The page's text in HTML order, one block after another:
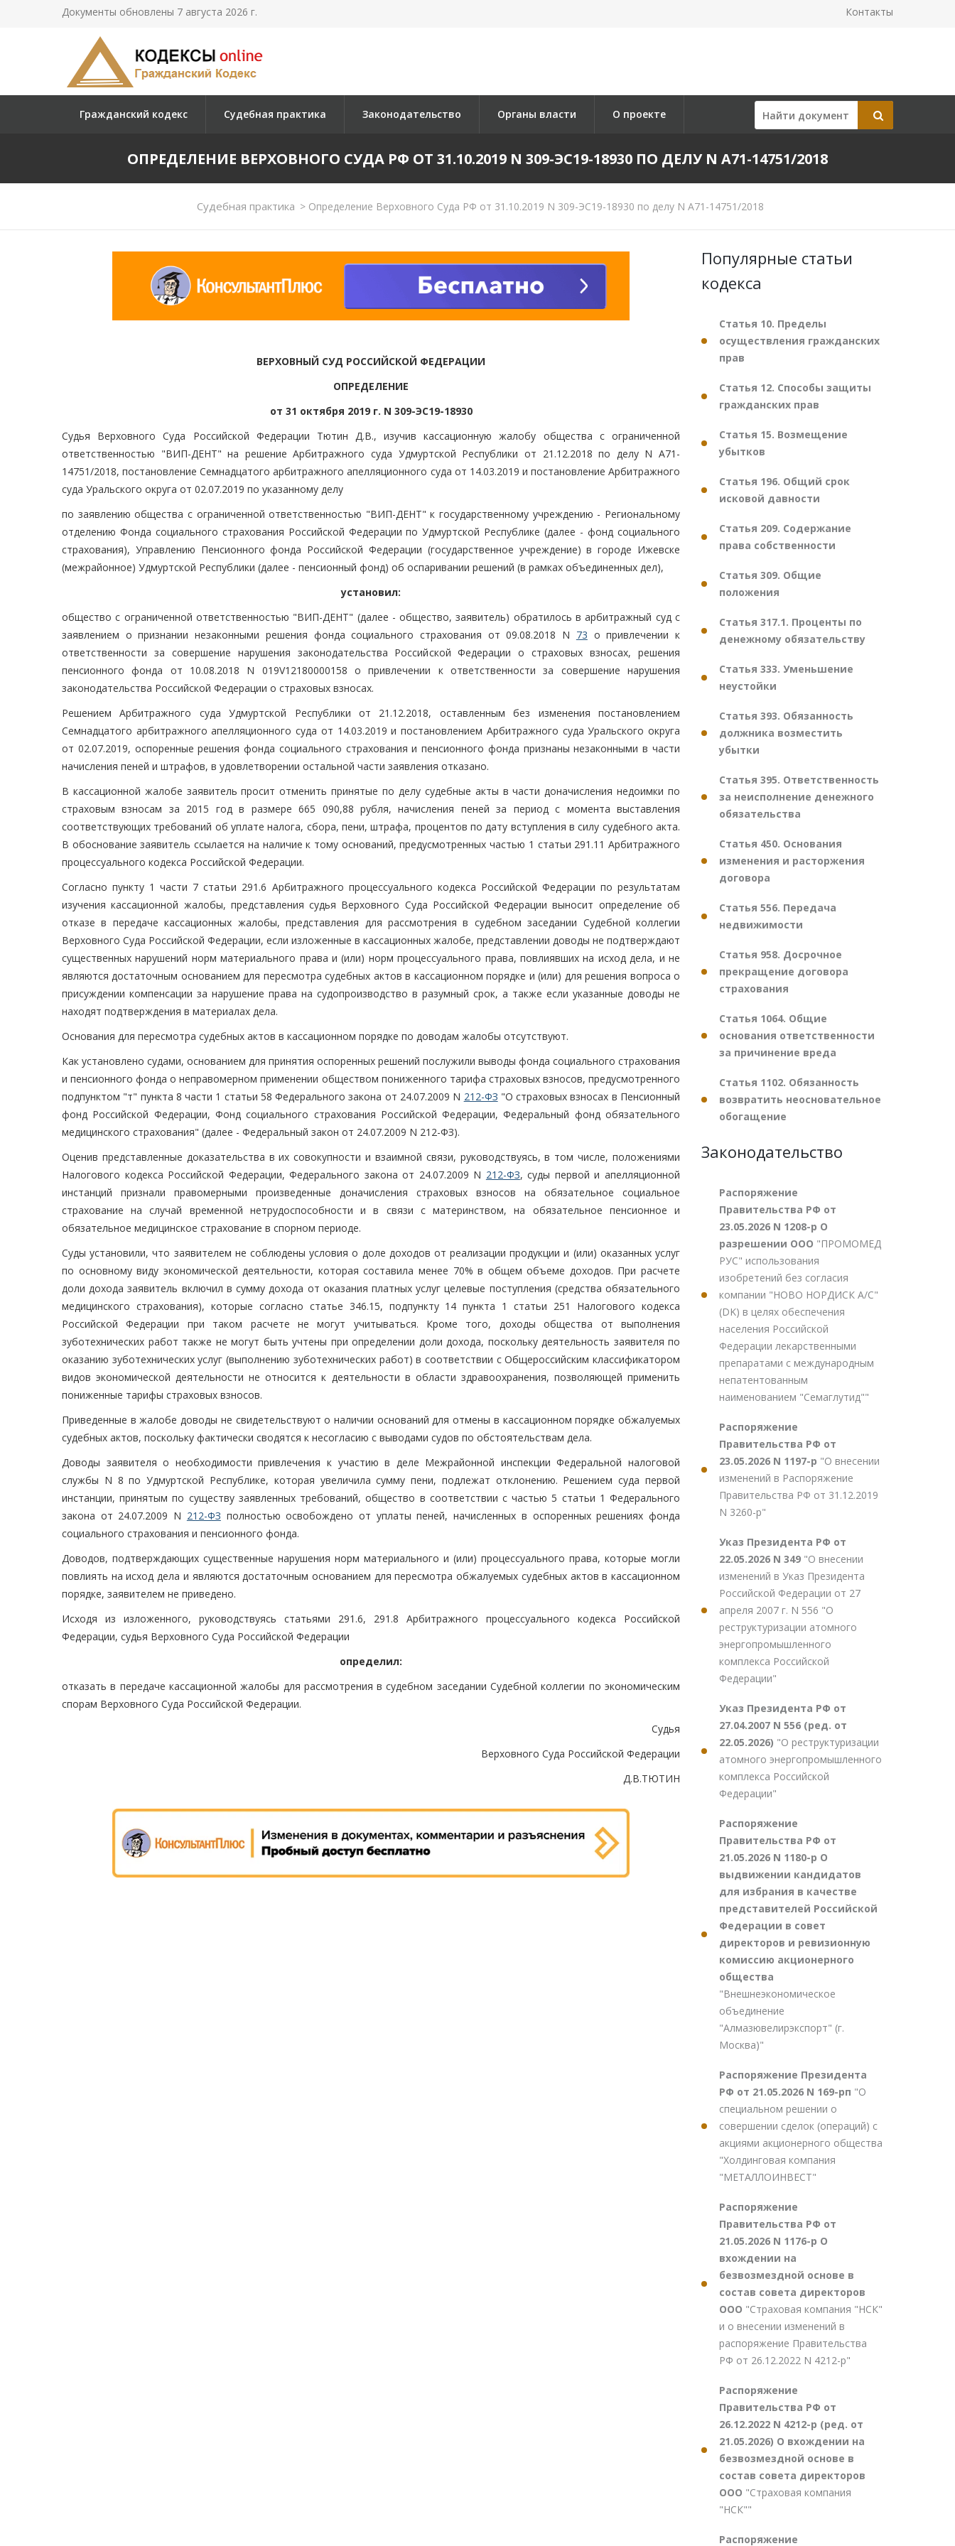
Документы обновлены 7 августа 2026 г. Контакты
Гражданский кодекс Судебная практика Законодательство Органы власти О проекте
ОПРЕДЕЛЕНИЕ ВЕРХОВНОГО СУДА РФ ОТ 31.10.2019 N 309-ЭС19-18930 ПО ДЕЛУ N А71-14751/2018
Судебная практика >Определение Верховного Суда РФ от 31.10.2019 N 309-ЭС19-18930 по делу N А71-14751/2018
ВЕРХОВНЫЙ СУД РОССИЙСКОЙ ФЕДЕРАЦИИ
ОПРЕДЕЛЕНИЕ
от 31 октября 2019 г. N 309-ЭС19-18930
Судья Верховного Суда Российской Федерации Тютин Д.В., изучив кассационную жалобу общества с ограниченной
ответственностью "ВИП-ДЕНТ" на решение Арбитражного суда Удмуртской Республики от 21.12.2018 по делу N А71-
14751/2018, постановление Семнадцатого арбитражного апелляционного суда от 14.03.2019 и постановление Арбитражного
суда Уральского округа от 02.07.2019 по указанному делу
по заявлению общества с ограниченной ответственностью "ВИП-ДЕНТ" к государственному учреждению - Региональному
отделению Фонда социального страхования Российской Федерации по Удмуртской Республике (далее - фонд социального
страхования), Управлению Пенсионного фонда Российской Федерации (государственное учреждение) в городе Ижевске
(межрайонное) Удмуртской Республики (далее - пенсионный фонд) об оспаривании решений (в рамках объединенных дел),
установил:
общество с ограниченной ответственностью "ВИП-ДЕНТ" (далее - общество, заявитель) обратилось в арбитражный суд с
заявлением о признании незаконными решения фонда социального страхования от 09.08.2018 N 73 о привлечении к
ответственности за совершение нарушения законодательства Российской Федерации о страховых взносах, решения
пенсионного фонда от 10.08.2018 N 019V12180000158 о привлечении к ответственности за совершение нарушения
законодательства Российской Федерации о страховых взносах.
Решением Арбитражного суда Удмуртской Республики от 21.12.2018, оставленным без изменения постановлением
Семнадцатого арбитражного апелляционного суда от 14.03.2019 и постановлением Арбитражного суда Уральского округа
от 02.07.2019, оспоренные решения фонда социального страхования и пенсионного фонда признаны незаконными в части
начисления пеней и штрафов, в удовлетворении остальной части заявления отказано.
В кассационной жалобе заявитель просит отменить принятые по делу судебные акты в части доначисления недоимки по
страховым взносам за 2015 год в размере 665 090,88 рубля, начисления пеней за период с момента выставления
соответствующих требований об уплате налога, сбора, пени, штрафа, процентов по дату вступления в силу судебного акта.
В обоснование заявитель ссылается на наличие к тому оснований, предусмотренных частью 1 статьи 291.11 Арбитражного
процессуального кодекса Российской Федерации.
Согласно пункту 1 части 7 статьи 291.6 Арбитражного процессуального кодекса Российской Федерации по результатам
изучения кассационной жалобы, представления судья Верховного Суда Российской Федерации выносит определение об
отказе в передаче кассационных жалобы, представления для рассмотрения в судебном заседании Судебной коллегии
Верховного Суда Российской Федерации, если изложенные в кассационных жалобе, представлении доводы не подтверждают
существенных нарушений норм материального права и (или) норм процессуального права, повлиявших на исход дела, и не
являются достаточным основанием для пересмотра судебных актов в кассационном порядке и (или) для решения вопроса о
присуждении компенсации за нарушение права на судопроизводство в разумный срок, а также если указанные доводы не
находят подтверждения в материалах дела.
Основания для пересмотра судебных актов в кассационном порядке по доводам жалобы отсутствуют.
Как установлено судами, основанием для принятия оспоренных решений послужили выводы фонда социального страхования
и пенсионного фонда о неправомерном применении обществом пониженного тарифа страховых взносов, предусмотренного
подпунктом "т" пункта 8 части 1 статьи 58 Федерального закона от 24.07.2009 N 212-ФЗ "О страховых взносах в Пенсионный
фонд Российской Федерации, Фонд социального страхования Российской Федерации, Федеральный фонд обязательного
медицинского страхования" (далее - Федеральный закон от 24.07.2009 N 212-ФЗ).
Оценив представленные доказательства в их совокупности и взаимной связи, руководствуясь, в том числе, положениями
Налогового кодекса Российской Федерации, Федерального закона от 24.07.2009 N 212-ФЗ, суды первой и апелляционной
инстанций признали правомерными произведенные доначисления страховых взносов на обязательное социальное
страхование на случай временной нетрудоспособности и в связи с материнством, на обязательное пенсионное и
обязательное медицинское страхование в спорном периоде.
Суды установили, что заявителем не соблюдены условия о доле доходов от реализации продукции и (или) оказанных услуг
по основному виду экономической деятельности, которая составила менее 70% в общем объеме доходов. При расчете
доли дохода заявитель включил в сумму дохода от оказания платных услуг целевые поступления (средства обязательного
медицинского страхования), которые согласно статье 346.15, подпункту 14 пункта 1 статьи 251 Налогового кодекса
Российской Федерации при таком расчете не могут учитываться. Кроме того, доходы общества от выполнения
зуботехнических работ также не могут быть учтены при определении доли дохода, поскольку деятельность заявителя по
оказанию зуботехнических услуг (выполнению зуботехнических работ) в соответствии с Общероссийским классификатором
видов экономической деятельности не относится к деятельности в области здравоохранения, позволяющей применить
пониженные тарифы страховых взносов.
Приведенные в жалобе доводы не свидетельствуют о наличии оснований для отмены в кассационном порядке обжалуемых
судебных актов, поскольку фактически сводятся к несогласию с выводами судов по обстоятельствам дела.
Доводы заявителя о необходимости привлечения к участию в деле Межрайонной инспекции Федеральной налоговой
службы N 8 по Удмуртской Республике, которая увеличила сумму пени, подлежат отклонению. Решением суда первой
инстанции, принятым по существу заявленных требований, общество в соответствии с частью 5 статьи 1 Федерального
закона от 24.07.2009 N 212-ФЗ полностью освобождено от уплаты пеней, начисленных в оспоренных решениях фонда
социального страхования и пенсионного фонда.
Доводов, подтверждающих существенные нарушения норм материального и (или) процессуального права, которые могли
повлиять на исход дела и являются достаточным основанием для пересмотра обжалуемых судебных актов в кассационном
порядке, заявителем не приведено.
Исходя из изложенного, руководствуясь статьями 291.6, 291.8 Арбитражного процессуального кодекса Российской
Федерации, судья Верховного Суда Российской Федерации
определил:
отказать в передаче кассационной жалобы для рассмотрения в судебном заседании Судебной коллегии по экономическим
спорам Верховного Суда Российской Федерации.
Судья
Верховного Суда Российской Федерации
Д.В.ТЮТИН
Популярные статьи
кодекса
Статья 10. Пределы
осуществления гражданских
прав
Статья 12. Способы защиты
гражданских прав
Статья 15. Возмещение
убытков
Статья 196. Общий срок
исковой давности
Статья 209. Содержание
права собственности
Статья 309. Общие
положения
Статья 317.1. Проценты по
денежному обязательству
Статья 333. Уменьшение
неустойки
Статья 393. Обязанность
должника возместить
убытки
Статья 395. Ответственность
за неисполнение денежного
обязательства
Статья 450. Основания
изменения и расторжения
договора
Статья 556. Передача
недвижимости
Статья 958. Досрочное
прекращение договора
страхования
Статья 1064. Общие
основания ответственности
за причинение вреда
Статья 1102. Обязанность
возвратить неосновательное
обогащение
Законодательство
Распоряжение
Правительства РФ от
23.05.2026 N 1208-р О
разрешении ООО "ПРОМОМЕД
РУС" использования
изобретений без согласия
компании "НОВО НОРДИСК А/С"
(DK) в целях обеспечения
населения Российской
Федерации лекарственными
препаратами с международным
непатентованным
наименованием "Семаглутид""
Распоряжение
Правительства РФ от
23.05.2026 N 1197-р "О внесении
изменений в Распоряжение
Правительства РФ от 31.12.2019
N 3260-р"
Указ Президента РФ от
22.05.2026 N 349 "О внесении
изменений в Указ Президента
Российской Федерации от 27
апреля 2007 г. N 556 "О
реструктуризации атомного
энергопромышленного
комплекса Российской
Федерации"
Указ Президента РФ от
27.04.2007 N 556 (ред. от
22.05.2026) "О реструктуризации
атомного энергопромышленного
комплекса Российской
Федерации"
Распоряжение
Правительства РФ от
21.05.2026 N 1180-р О
выдвижении кандидатов
для избрания в качестве
представителей Российской
Федерации в совет
директоров и ревизионную
комиссию акционерного
общества
"Внешнеэкономическое
объединение
"Алмазювелирэкспорт" (г.
Москва)"
Распоряжение Президента
РФ от 21.05.2026 N 169-рп "О
специальном решении о
совершении сделок (операций) с
акциями акционерного общества
"Холдинговая компания
"МЕТАЛЛОИНВЕСТ"
Распоряжение
Правительства РФ от
21.05.2026 N 1176-р О
вхождении на
безвозмездной основе в
состав совета директоров
ООО "Страховая компания "НСК"
и о внесении изменений в
распоряжение Правительства
РФ от 26.12.2022 N 4212-р"
Распоряжение
Правительства РФ от
26.12.2022 N 4212-р (ред. от
21.05.2026) О вхождении на
безвозмездной основе в
состав совета директоров
ООО "Страховая компания
"НСК""
Распоряжение